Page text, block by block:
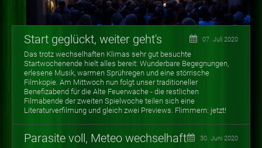
Start geglückt, weiter geht's 07. Juli 2020
Das trotz wechselhaften Klimas sehr gut besuchte
Startwochenende hielt alles bereit: Wunderbare Begegnungen,
erlesene Musik, warmen Sprühregen und eine störrische
Filmkopie. Am Mittwoch nun folgt unser traditioneller
Benefizabend für die Alte Feuerwache - die restlichen
Filmabende der zweiten Spielwoche teilen sich eine
Literaturverfilmung und gleich zwei Previews. Flimmern: jetzt!
Parasite voll, Meteo wechselhaft 30. Juni 2020